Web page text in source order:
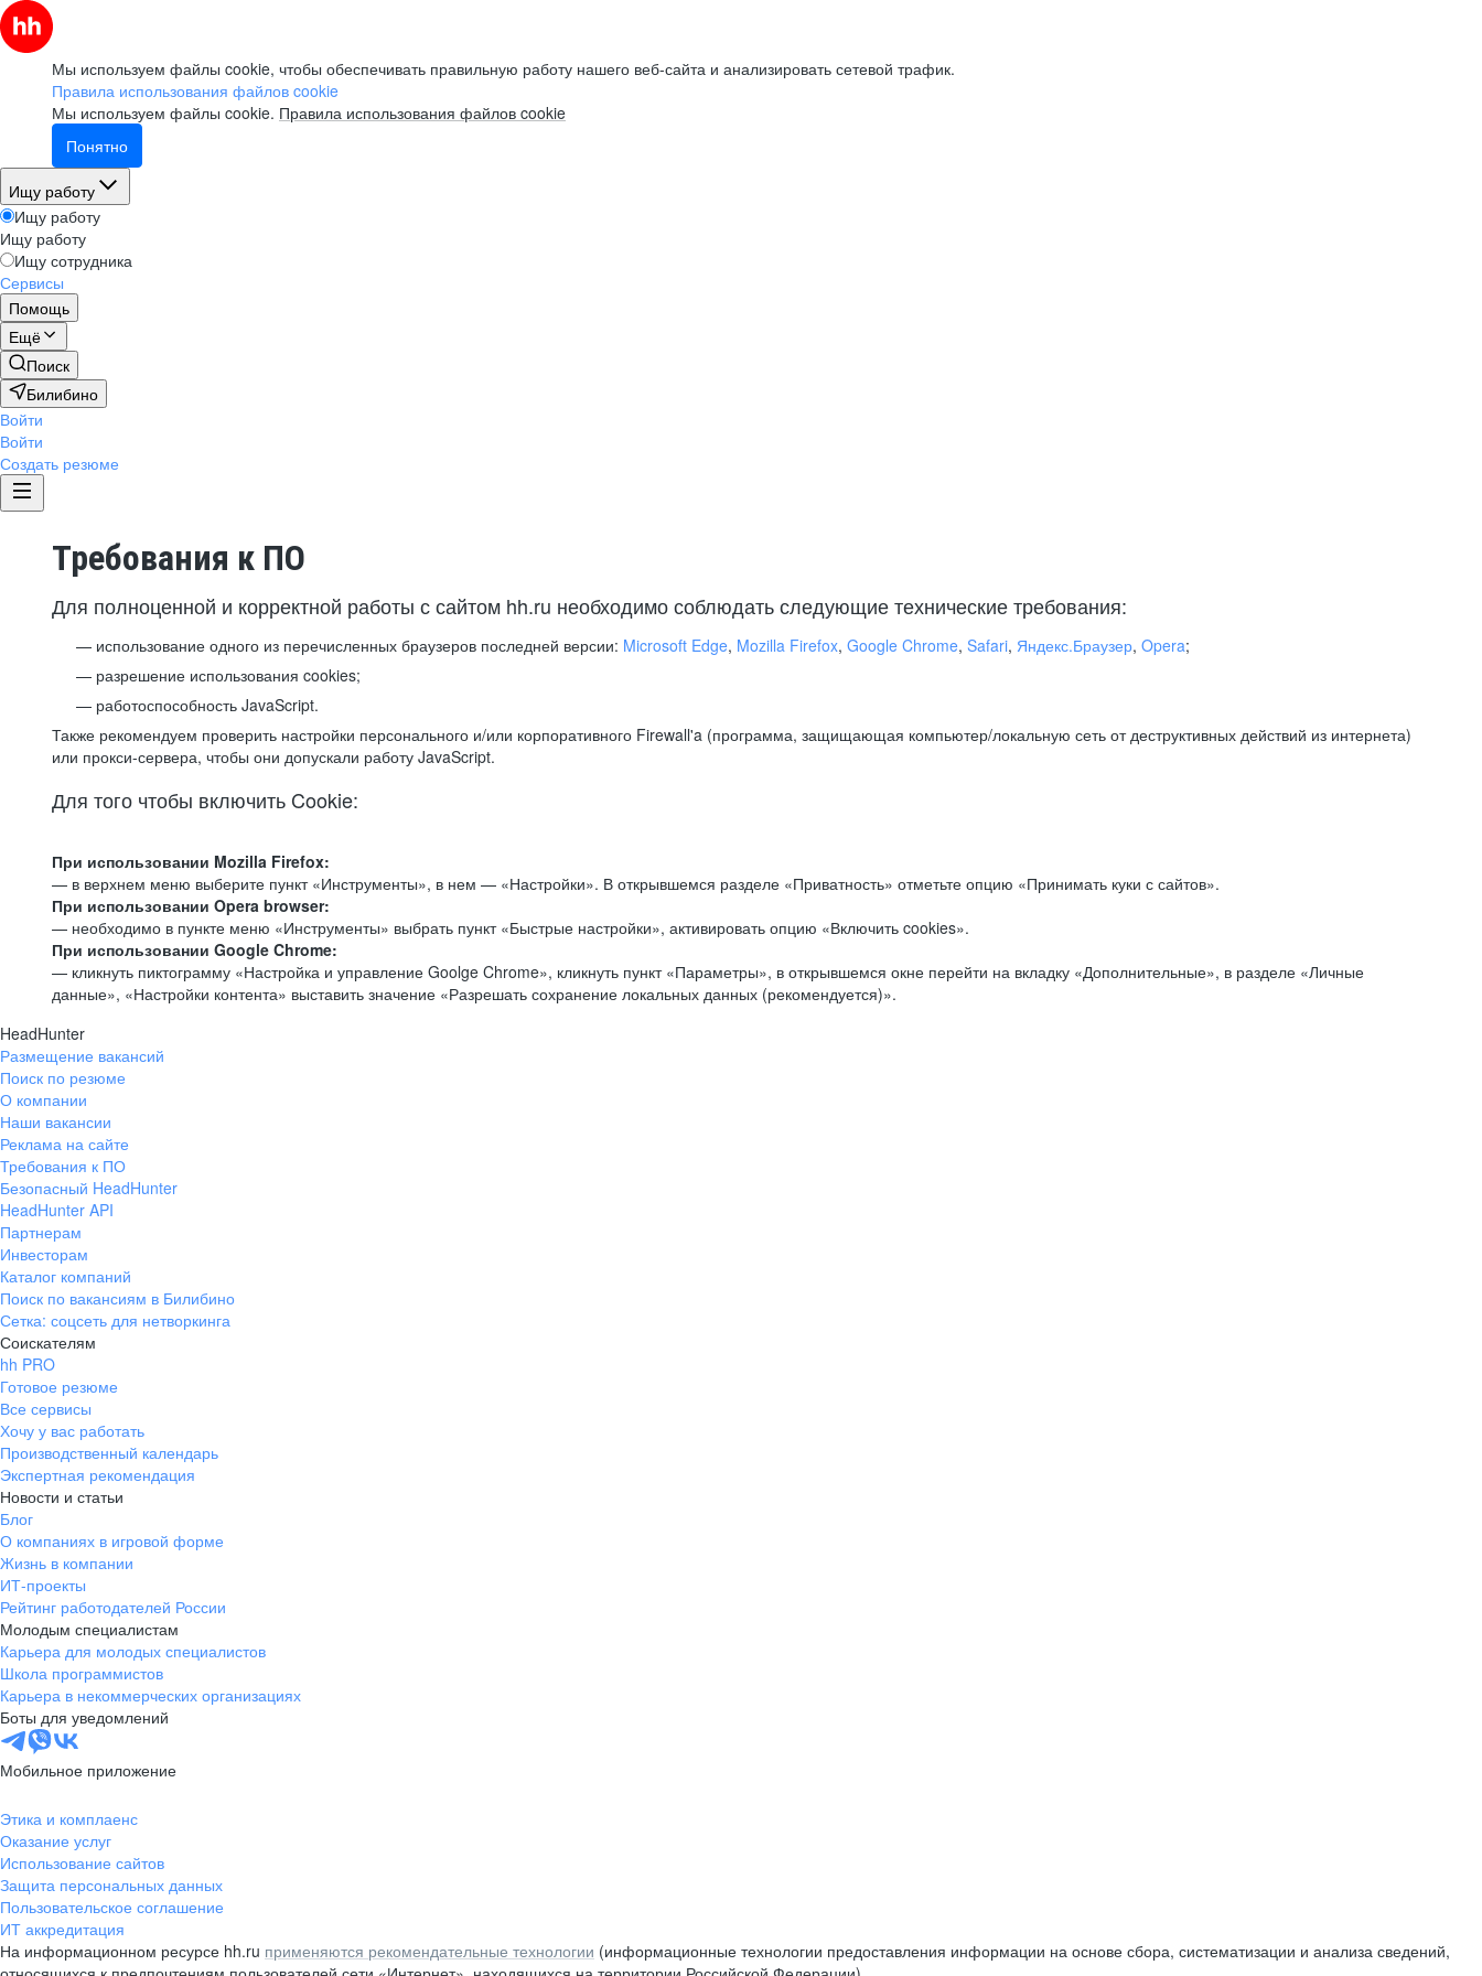
Мы используем файлы cookie, чтобы обеспечивать правильную работу нашего веб-сайта и анализировать сетевой трафик.
Правила использования файлов cookie
Мы используем файлы cookie. Правила использования файлов cookie
Понятно
Ищу работу
Ищу работу
Ищу работу
Ищу сотрудника
Сервисы
Помощь
Ещё
Поиск
Билибино
Войти
Войти
Создать резюме
Требования к ПО
Для полноценной и корректной работы с сайтом hh.ru необходимо соблюдать следующие технические требования:
использование одного из перечисленных браузеров последней версии: Microsoft Edge, Mozilla Firefox, Google Chrome, Safari, Яндекс.Браузер, Opera;
разрешение использования cookies;
работоспособность JavaScript.
Также рекомендуем проверить настройки персонального и/или корпоративного Firewall'a (программа, защищающая компьютер/локальную сеть от деструктивных действий из интернета)
или прокси-сервера, чтобы они допускали работу JavaScript.
Для того чтобы включить Cookie:
При использовании Mozilla Firefox:
— в верхнем меню выберите пункт «Инструменты», в нем — «Настройки». В открывшемся разделе «Приватность» отметьте опцию «Принимать куки с сайтов».
При использовании Opera browser:
— необходимо в пункте меню «Инструменты» выбрать пункт «Быстрые настройки», активировать опцию «Включить cookies».
При использовании Google Chrome:
— кликнуть пиктограмму «Настройка и управление Goolge Chrome», кликнуть пункт «Параметры», в открывшемся окне перейти на вкладку «Дополнительные», в разделе «Личные
данные», «Настройки контента» выставить значение «Разрешать сохранение локальных данных (рекомендуется)».
HeadHunter
Размещение вакансий
Поиск по резюме
О компании
Наши вакансии
Реклама на сайте
Требования к ПО
Безопасный HeadHunter
HeadHunter API
Партнерам
Инвесторам
Каталог компаний
Поиск по вакансиям в Билибино
Сетка: соцсеть для нетворкинга
Соискателям
hh PRO
Готовое резюме
Все сервисы
Хочу у вас работать
Производственный календарь
Экспертная рекомендация
Новости и статьи
Блог
О компаниях в игровой форме
Жизнь в компании
ИТ-проекты
Рейтинг работодателей России
Молодым специалистам
Карьера для молодых специалистов
Школа программистов
Карьера в некоммерческих организациях
Боты для уведомлений
Мобильное приложение
Этика и комплаенс
Оказание услуг
Использование сайтов
Защита персональных данных
Пользовательское соглашение
ИТ аккредитация
На информационном ресурсе hh.ru применяются рекомендательные технологии (информационные технологии предоставления информации на основе сбора, систематизации и анализа сведений,